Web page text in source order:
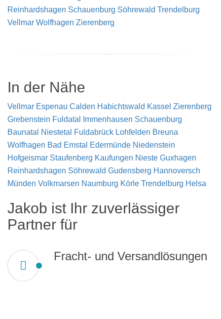
Reinhardshagen Schauenburg Söhrewald Trendelburg
Vellmar Wolfhagen Zierenberg
In der Nähe
Vellmar Espenau Calden Habichtswald Kassel Zierenberg
Grebenstein Fuldatal Immenhausen Schauenburg
Baunatal
Niestetal Fuldabrück Lohfelden Breuna
Wolfhagen Bad Emstal Edermünde Niedenstein
Hofgeismar Staufenberg Kaufungen Nieste Guxhagen
Reinhardshagen Söhrewald Gudensberg Hannoversch
Münden Volkmarsen Naumburg Körle Trendelburg Helsa
Jakob ist Ihr zuverlässiger
Partner für
Fracht- und Versandlösungen